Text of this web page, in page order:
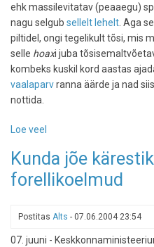
ehk massilevitatav (peaaegu)
nagu selgub sellelt lehelt . Aga
piltidel, ongi tegelikult tõsi, mis
selle hoaxi juba
kombeks kuskil kord aastas
vaalaparvranna äärde ja nad
nottida.
Loe veel
veretöö
Fääri
Kunda jõe
forellikoelmud
Postitas Alts - 07.06.2004 23:54
07. juuni -